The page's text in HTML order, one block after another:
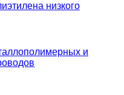
низкого
и